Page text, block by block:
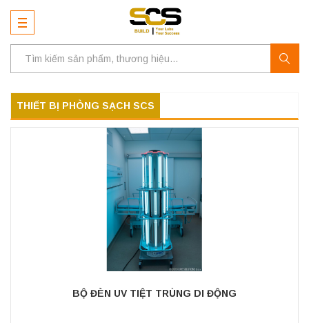
THIẾT BỊ PHÒNG SẠCH SCS
BỘ ĐÈN UV TIỆT TRÙNG DI ĐỘNG